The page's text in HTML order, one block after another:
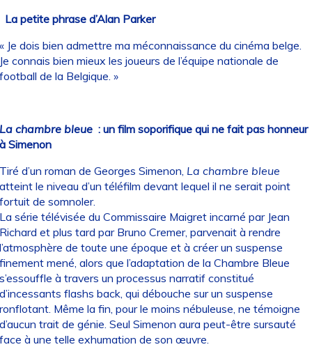
La petite phrase d’Alan Parker
Je dois bien admettre ma méconnaissance du cinéma belge.
connais bien mieux les joueurs de l’équipe nationale de
de la Belgique. »
chambre bleue : un film soporifique qui ne fait pas honneur
Simenon
d’un roman de Georges Simenon, La chambre bleue
le niveau d’un téléfilm devant lequel il ne serait point
de somnoler.
série télévisée du Commissaire Maigret incarné par Jean
et plus tard par Bruno Cremer, parvenait à rendre
de toute une époque et à créer un suspense
mené, alors que l’adaptation de la Chambre Bleue
à travers un processus narratif constitué
flashs back, qui débouche sur un suspense
Même la fin, pour le moins nébuleuse, ne témoigne
trait de génie. Seul Simenon aura peut-être sursauté
à une telle exhumation de son œuvre.